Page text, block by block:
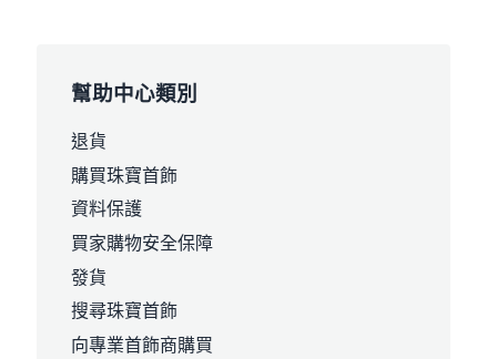
幫助中心類別
退貨
購買珠寶首飾
資料保護
買家購物安全保障
發貨
搜尋珠寶首飾
向專業首飾商購買